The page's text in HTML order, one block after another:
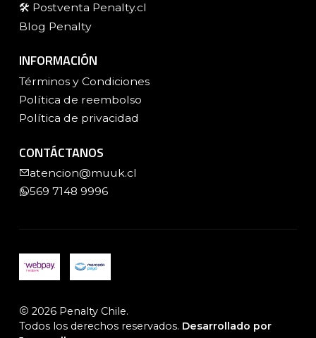
🛠️ Postventa Penalty.cl
Blog Penalty
INFORMACIÓN
Términos y Condiciones
Política de reembolso
Política de privacidad
CONTÁCTANOS
atencion@muuk.cl
569 7148 9996
2026 Penalty Chile.
Todos los derechos reservados. Desarrollado por